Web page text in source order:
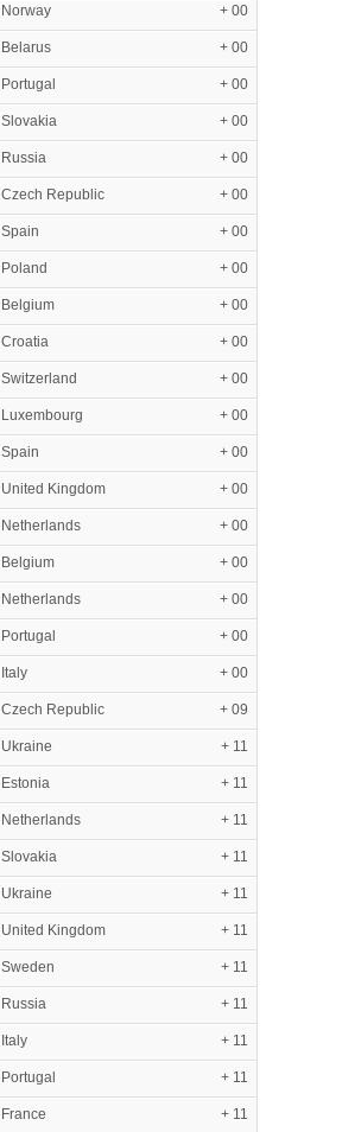
Norway + 00
Belarus + 00
Portugal + 00
Slovakia + 00
Russia + 00
Czech Republic + 00
Spain + 00
Poland + 00
Belgium + 00
Croatia + 00
Switzerland + 00
Luxembourg + 00
Spain + 00
United Kingdom + 00
Netherlands + 00
Belgium + 00
Netherlands + 00
Portugal + 00
Italy + 00
Czech Republic + 09
Ukraine + 11
Estonia + 11
Netherlands + 11
Slovakia + 11
Ukraine + 11
United Kingdom + 11
Sweden + 11
Russia + 11
Italy + 11
Portugal + 11
France + 11